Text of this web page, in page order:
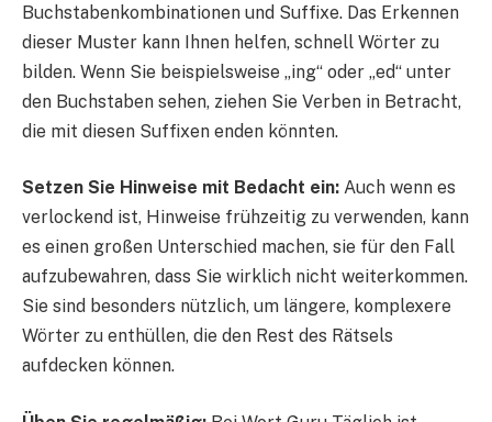
Buchstabenkombinationen und Suffixe. Das Erkennen
dieser Muster kann Ihnen helfen, schnell Wörter zu
bilden. Wenn Sie beispielsweise „ing“ oder „ed“ unter
den Buchstaben sehen, ziehen Sie Verben in Betracht,
die mit diesen Suffixen enden könnten.
Setzen Sie Hinweise mit Bedacht ein: Auch wenn es
verlockend ist, Hinweise frühzeitig zu verwenden, kann
es einen großen Unterschied machen, sie für den Fall
aufzubewahren, dass Sie wirklich nicht weiterkommen.
Sie sind besonders nützlich, um längere, komplexere
Wörter zu enthüllen, die den Rest des Rätsels
aufdecken können.